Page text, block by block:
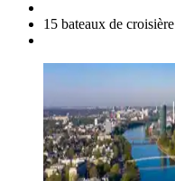
15 bateaux de croisière